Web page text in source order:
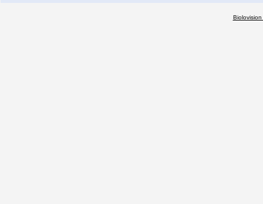
Biolovision